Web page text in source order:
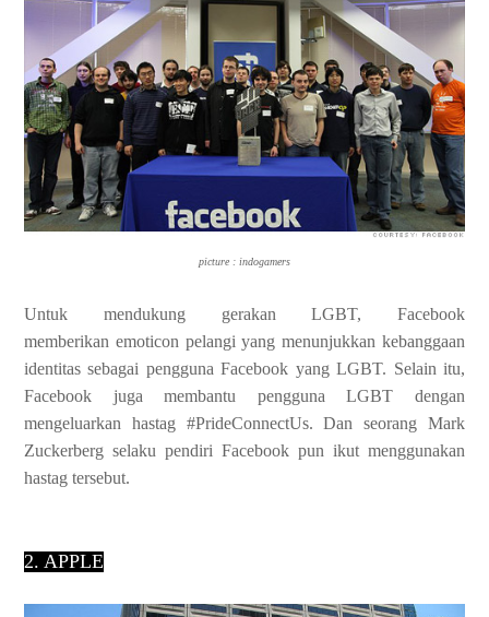
picture : indogamers
Untuk mendukung gerakan LGBT, Facebook
memberikan emoticon pelangi yang menunjukkan kebanggaan
identitas sebagai penggunaFacebook yang LGBT. Selain itu,
Facebook juga membantu pengguna LGBT dengan
mengeluarkan hastag #PrideConnectUs. Dan seorang Mark
Zuckerberg selaku pendiri Facebook pun ikut menggunakan
hastag tersebut.
2. APPLE